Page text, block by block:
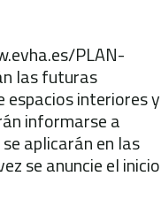
PLAN-
las futuras
espacios interiores y
informarse a
aplicarán en las
se anuncie el inicio